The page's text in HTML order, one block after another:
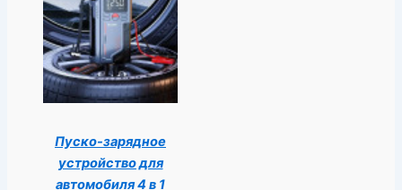
Пуско-зарядное
устройство для
автомобиля 4 в 1